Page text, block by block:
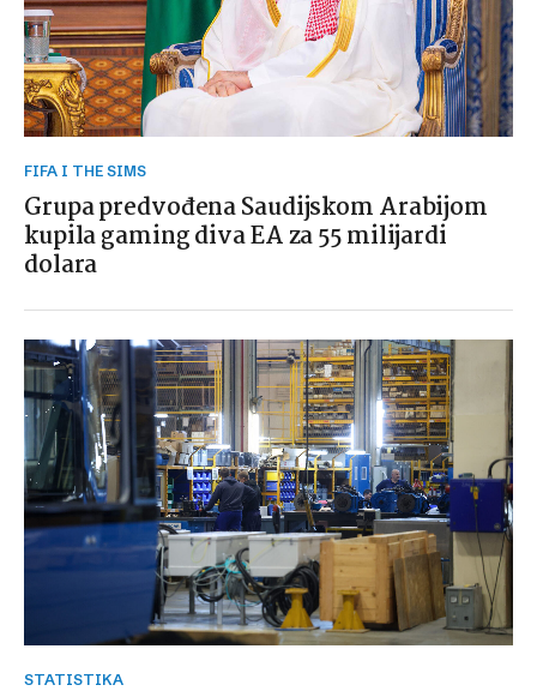
FIFA I THE SIMS
Grupa predvođena Saudijskom Arabijom
kupila gaming diva EA za 55 milijardi
dolara
STATISTIKA